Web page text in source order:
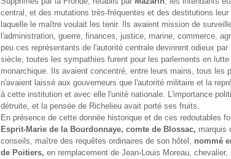
central, et des mutations très-fréquentes et des destitutions
laquelle le maître voulait les tenir. Ils avaient mission de
l'administration, guerre, finances, justice, marine, commerce,
peu ces représentants de l'autorité centrale devinrent odieux
siècle, toutes les sympathies furent pour les parlements en
monarchique. Ils avaient concentré, entre leurs mains, tous les
n'avaient laissé aux gouverneurs que l'autorité militaire et la
à cette institution et avec elle l'unité nationale. L'importance
détruite, et la pensée de Richelieu avait porté ses fruits.
En présence de cette donnée historique et de ces redoutables
Esprit-Marie de la Bourdonnaye, comte de Blossac, marquis
conseils, maître des requêtes ordinaires de son hôtel, nommé
de Poitiers, en remplacement de Jean-Louis Moreau,